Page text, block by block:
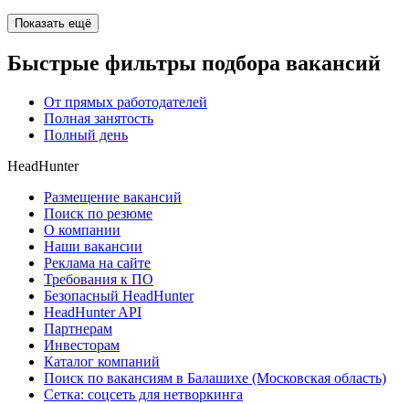
Показать ещё
Быстрые фильтры подбора вакансий
От прямых работодателей
Полная занятость
Полный день
HeadHunter
Размещение вакансий
Поиск по резюме
О компании
Наши вакансии
Реклама на сайте
Требования к ПО
Безопасный HeadHunter
HeadHunter API
Партнерам
Инвесторам
Каталог компаний
Поиск по вакансиям в Балашихе (Московская область)
Сетка: соцсеть для нетворкинга